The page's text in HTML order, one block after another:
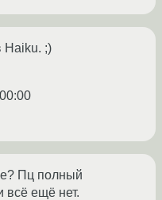
Haiku. ;⁠)
Пц полный
всё ещё нет.